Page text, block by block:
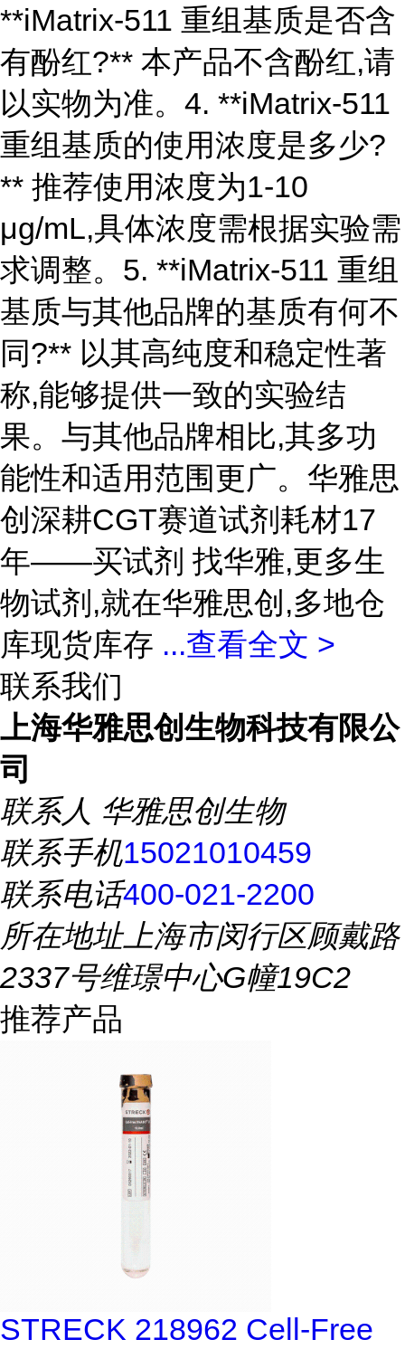
**iMatrix-511 重组基质是否含
有酚红?** 本产品不含酚红,请
以实物为准。4. **iMatrix-511
重组基质的使用浓度是多少?
** 推荐使用浓度为1-10
μg/mL,具体浓度需根据实验需
求调整。5. **iMatrix-511 重组
基质与其他品牌的基质有何不
同?** 以其高纯度和稳定性著
称,能够提供一致的实验结
果。与其他品牌相比,其多功
能性和适用范围更广。华雅思
创深耕CGT赛道试剂耗材17
年——买试剂 找华雅,更多生
物试剂,就在华雅思创,多地仓
库现货库存 ...查看全文 >
联系我们
上海华雅思创生物科技有限公
司
联系人 华雅思创生物
联系手机15021010459
联系电话400-021-2200
所在地址上海市闵行区顾戴路
2337号维璟中心G幢19C2
推荐产品
STRECK 218962 Cell-Free